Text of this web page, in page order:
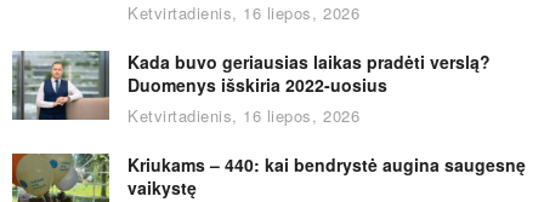
Ketvirtadienis, 16 liepos, 2026
Kada buvo geriausias laikas pradėti verslą?
Duomenys išskiria 2022-uosius
Ketvirtadienis, 16 liepos, 2026
Kriukams – 440: kai bendrystė augina saugesnę
vaikystę